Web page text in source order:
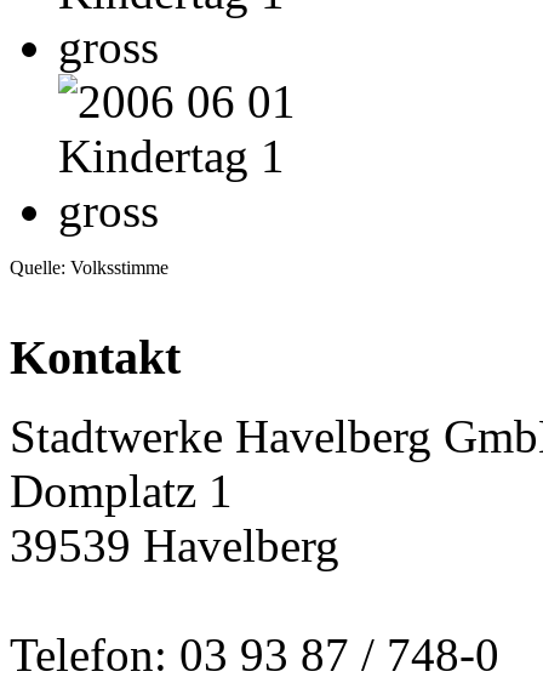
Quelle: Volksstimme
Kontakt
Stadtwerke Havelberg
Domplatz 1
39539 Havelberg
Telefon: 03 93 87 / 748-0